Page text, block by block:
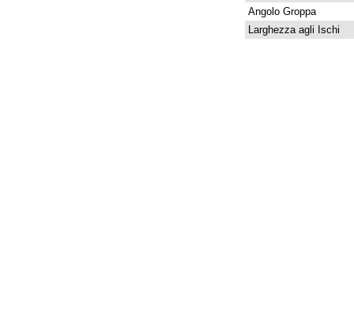
Angolo Groppa
Larghezza agli Ischi